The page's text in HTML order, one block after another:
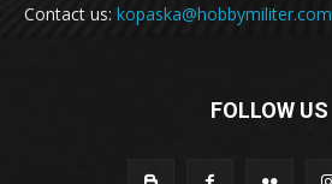
Contact us: kopaska@hobbymiliter.com
FOLLOW US